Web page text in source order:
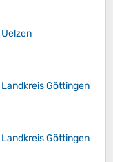
Uelzen
Landkreis Göttingen
Landkreis Göttingen